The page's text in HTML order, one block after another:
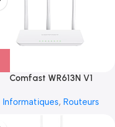
Comfast WR613N V1
Informatiques, Routeurs